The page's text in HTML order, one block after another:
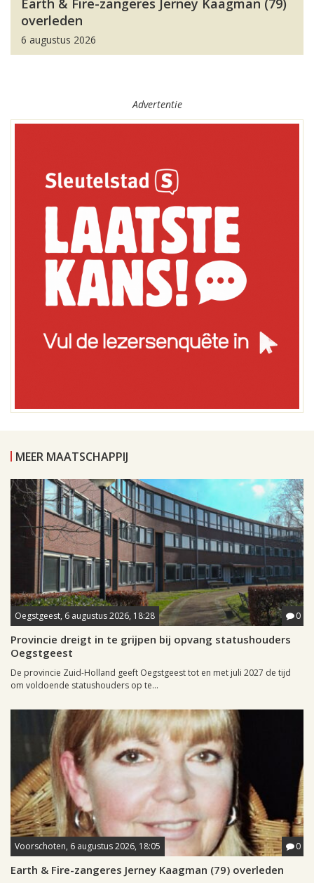
Earth & Fire-zangeres Jerney Kaagman (79)
overleden
6 augustus 2026
Advertentie
MEER MAATSCHAPPIJ
Oegstgeest, 6 augustus 2026, 18:28 0
Provincie dreigt in te grijpen bij opvang statushouders
Oegstgeest
De provincie Zuid-Holland geeft Oegstgeest tot en met juli 2027 de tijd
om voldoende statushouders op te...
Voorschoten, 6 augustus 2026, 18:05 0
Earth & Fire-zangeres Jerney Kaagman (79) overleden